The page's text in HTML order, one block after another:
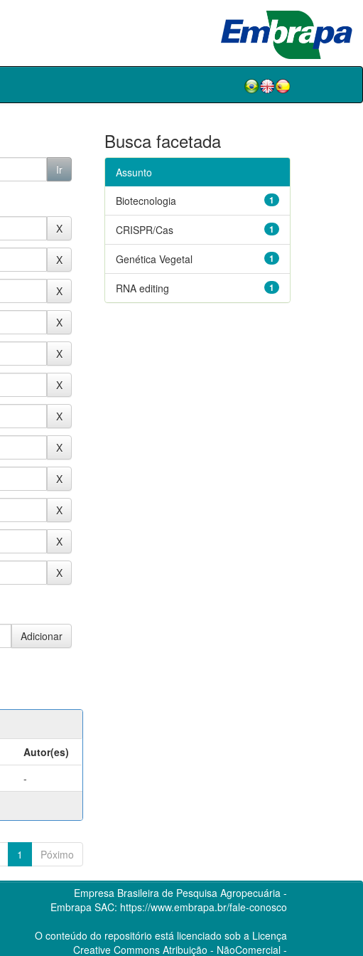
Autor(es)
-
1 Póximo
Busca facetada
Assunto
1
Biotecnologia
1
CRISPR/Cas
1
Genética Vegetal
1
RNA editing
Empresa Brasileira de Pesquisa Agropecuária -
Embrapa SAC: https://www.embrapa.br/fale-conosco
O conteúdo do repositório está licenciado sob a Licença
Creative CommonsAtribuição - NãoComercial -